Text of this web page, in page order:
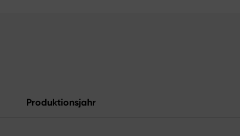
Produktionsjahr